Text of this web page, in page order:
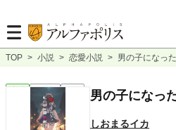
TOP > 小説 > 恋愛小説 > 男の子になっ
連載中 男の子になっ
しおまるイカ